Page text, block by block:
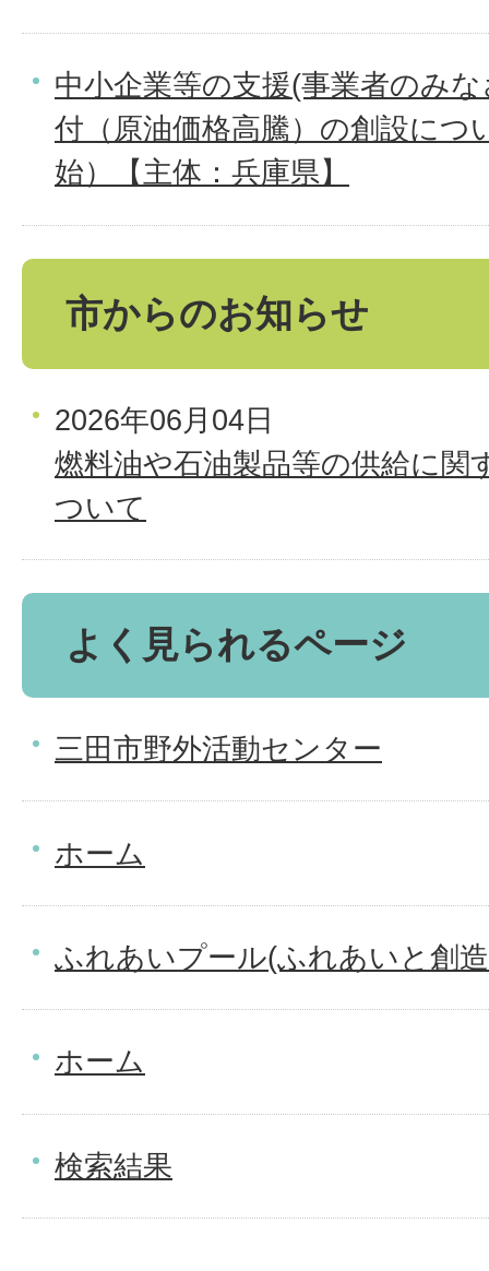
中小企業等の支援(事業者のみ
付（原油価格高騰）の創設につ
始）【主体：兵庫県】
市からのお知らせ
2026年06月04日
燃料油や石油製品等の供給に関
ついて
よく見られるページ
三田市野外活動センター
ホーム
ふれあいプール(ふれあいと創
ホーム
検索結果